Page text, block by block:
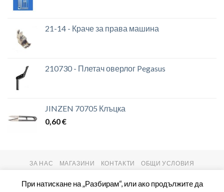
21-14 - Краче за права машина
210730 - Плетач оверлог Pegasus
JINZEN 70705 Клъцка
0,60€
ЗА НАС МАГАЗИНИ КОНТАКТИ ОБЩИ УСЛОВИЯ
При натискане на „Разбирам“, или ако продължите да